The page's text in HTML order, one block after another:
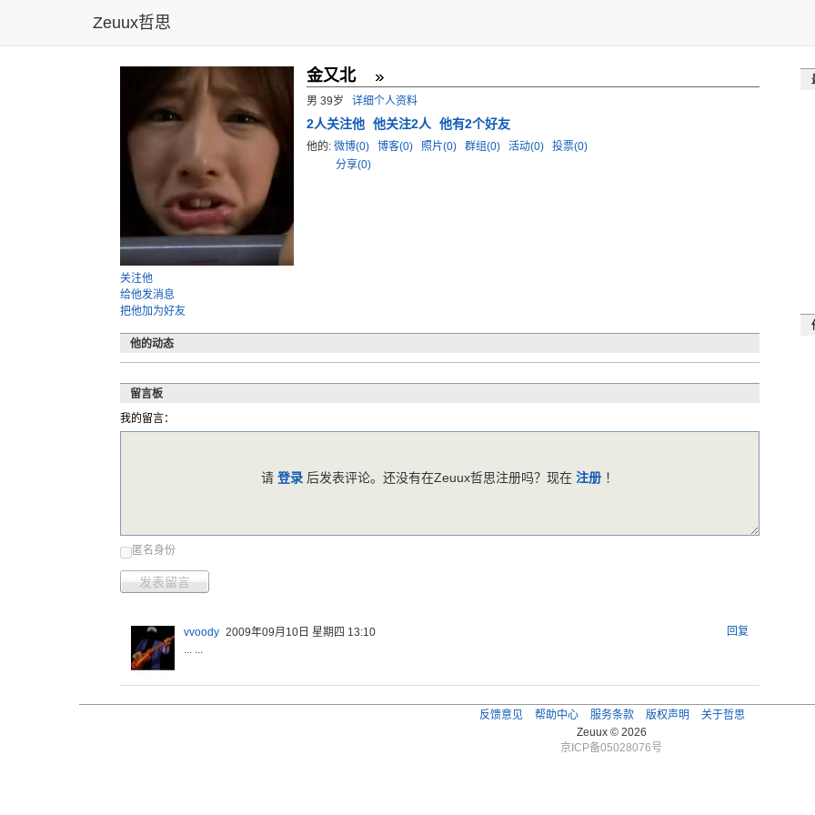
Zeuux哲思
关注他
给他发消息
把他加为好友
金又北
男 39岁 详细个人资料
2人关注他 他关注2人 他有2个好友
他的: 微博(0) 博客(0) 照片(0) 群组(0) 活动(0)
投票(0)
分享(0)
他的动态
留言板
我的留言：
匿名身份
发表留言
请登录 后发表评论。还没有在Zeuux哲思注册吗？现在注册 ！
回复
vvoody 2009年09月10日 星期四 13:10
... ...
反馈意见 帮助中心 服务条款 版权声明
关于哲思
Zeuux © 2026
京ICP备05028076号